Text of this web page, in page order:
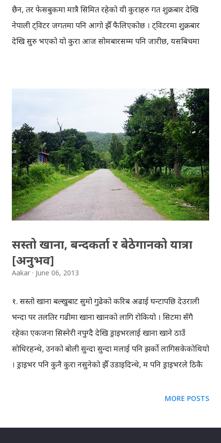
छैन, तर फेसबुकमा मात्रै सिमित रहेको यी कुराहरु गत शुक्रबार देखि
नेपाली ट्विटर जगतमा पनि आगो झैँ फैलिएकोछ । ट्विटरमा शुक्रबार
देखि सुरु भएको यो कुरा आज सोमबारसम्म पनि जारीछ, यसबिचमा
आदि विभिन्न विषयमा यसप्रकारका ट्विटहरु गरेकाछन् । ट्विटहरु
रमाइला हुँदा हुँदै पनि, एउटै कुरा धेरै पटक दोहोरिएकोले अनि ट्विटर
भरि यही सम्बन्धि ट्विटहरु मात्र देखिएकोले प्रयोगकर्ताहरु 'इरिटेटेड'
पनि भएकाछन् । यति हुँदा हुँदै पनि केही रमाइला ट्विटहरु यहाँ ब्लगमा
समेट्ने जमर्को गरेकोछु । [ View the story "... यस्तो हुनुपर्छ..." on
Storify ]
सस्तो खाना, बन्दकर्ता र बेठेगानको यात्रा
[अनुभव]
Aakar June 06, 2013
१. सस्तो खाना बल्खुबाट सुमो गुढेको करिब अढाई घन्टापछि देउराली
भन्दा पर तलतिर गढीमा खाना खानको लागि रोकियो । सिटमा सँगै
रहेका एकजना सिस्नेरी नपुग्दै देखि ड्राइभरलाई खाना खाने ठाउँ
सोधिरहन्थे, उनको बोली सुन्दा सुन्दा मलाई पनि झर्को लागिसकेकोथियो
। ड्राइभर पनि कुनै कुरा नसुनेको झैँ उडाइदिन्थे, म पनि ड्राइभरले ठिकै
कुलेखानीमा खाउँ, देउरालीमा खाउँ भन्थे, ड्राइभरले गढीमा खाना खाने
मनलाग्दैन, खाजासम्म भने खाइन्छ । दश बज्दैथियो, भोक लागेजस्तो
MORE POSTS